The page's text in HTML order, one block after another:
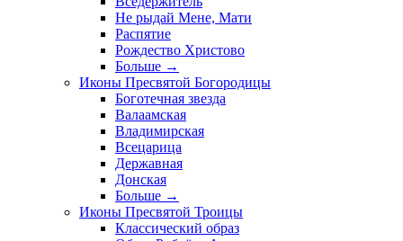
Не рыдай Мене, Мати
Распятие
Рождество Христово
Больше →
Иконы Пресвятой Богородицы
Боготечная звезда
Валаамская
Владимирская
Всецарица
Державная
Донская
Больше →
Иконы Пресвятой Троицы
Классический образ